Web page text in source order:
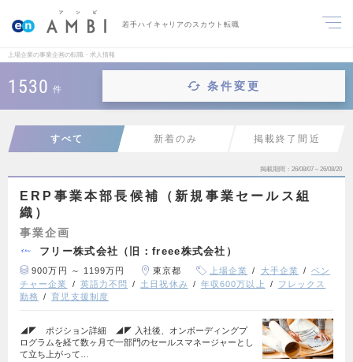
若手ハイキャリアのスカウト転職
上場企業の事業企画の転職・求人情報
1530 件 条件変更
すべて 新着のみ 掲載終了間近
掲載期間 26/08/07～26/08/20
ERP事業本部長候補（新規事業セールス組
織）
事業企画
フリー株式会社（旧：freee株式会社）
900万円 ～ 1199万円 東京都 上場企業 大手企業
ベン
チャー企業
英語力不問 土日祝休み 年収600万以上
フレックス
勤務
育児支援制度
◢◤ ポジション詳細 ◢◤ 入社後、オンボーディングプ
ログラムを経て数ヶ月で一部門のセールスマネージャーとし
て立ち上がって…